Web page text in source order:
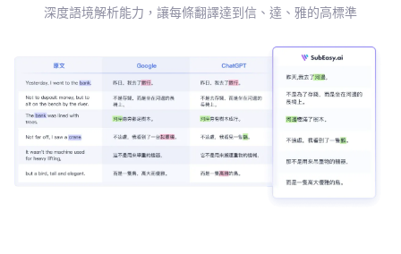
深度語境解析能力，讓每條翻譯達到信、達、雅的高標準